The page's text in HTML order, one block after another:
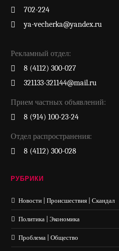
702-224
ya-vecherka@yandex.ru
Рекламный отдел:
8 (4112) 300-027
321133-321144@mail.ru
Прием частных объявлений:
8 (914) 100-23-24
Отдел распространения:
8 (4112) 300-028
РУБРИКИ
Новости | Происшествия | Скандал
Политика | Экономика
Проблема | Общество